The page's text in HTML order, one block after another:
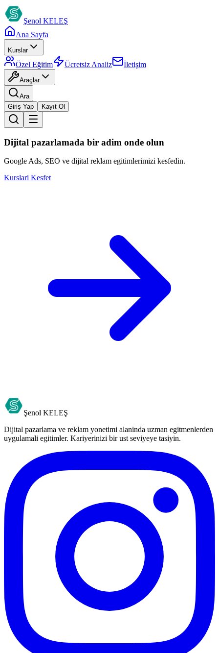
Şenol KELEŞ
Ana Sayfa
Kurslar
Özel Eğitim Ücretsiz Analiz İletişim
Araçlar
Ara
Giriş Yap
Kayıt Ol
Dijital pazarlamada bir adim onde olun
Google Ads, SEO ve dijital reklam egitimlerimizi kesfedin.
Kurslari Kesfet
Şenol KELEŞ
Dijital pazarlama ve reklam yonetimi alaninda uzman egitmenlerden
uygulamali egitimler. Kariyerinizi bir ust seviyeye tasiyin.